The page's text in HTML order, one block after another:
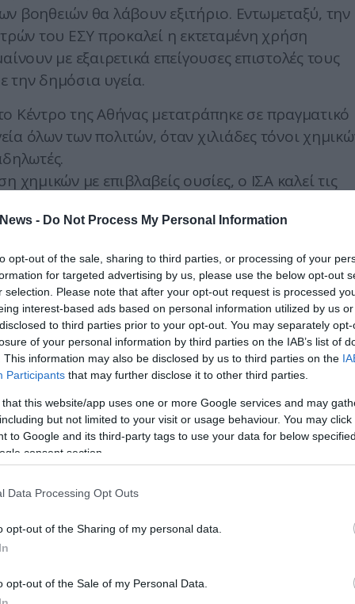
- Do Not Process My Personal Information
opt-out of the sale, sharing to third parties, or processing of your
for targeted advertising by us, please use the below opt-out
selection. Please note that after your opt-out request is processed
interest-based ads based on personal information utilized by us
to third parties prior to your opt-out. You may separately
of your personal information by third parties on the IAB’s list of
This information may also be disclosed by us to third parties on the
Participants that may further disclose it to other third parties.
that this website/app uses one or more Google services and may
but not limited to your visit or usage behaviour. You may
to Google and its third-party tags to use your data for below
consent section.
Data Processing Opt Outs
opt-out of the Sharing of my personal data.
opt-out of the Sale of my Personal Data.
βοηθειών θα λάβουν εξιτήριο. Εντωμεταξύ, την
του ΕΣΥπροκαλεί η εκτεταμένη χρήση
με εξαιρετικά επείγουσες επιστολές τους
την δημόσια υγεία.
Κέντρο της Αθήνας μετατράπηκε σε πραγματικό
όλων των πολιτών, όταν χιλιάδες τόνοι
με επιβλαβείς ουσίες, ο ΙΣΑ καλεί τις
συμπολίτες που έλαβαν μέρος σε μια
από την εισπνοή των επιβλαβών
του 2011 για τα δακρυγόνα και τα
να μην ξαναχρησιμοποιήθηκαν απειλητικές
όπως η CS.
αναλάβει τις ευθύνες του και να προασπίσει τη
τρόπο.
Είναι παρόν για να διαφυλάξει τη
του ρόλος”.
Νοσοκομειακών Γιατρών:
για τη δολοφονική εκτόξευση χιλιάδων
που διαμαρτύρονται απόψε στο
του νέου Μνημονίου.
από το Σύνταγμα. Εντέλει η μόνη που
ολέθρια κυβέρνηση.”